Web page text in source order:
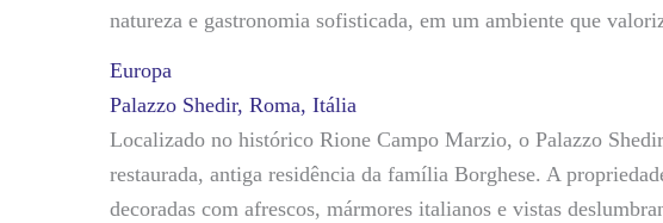
natureza e gastronomia sofisticada, em um ambiente que
Europa
Palazzo Shedir, Roma, Itália
Localizado no histórico Rione Campo Marzio, o Palazzo
restaurada, antiga residência da família Borghese. A
decoradas com afrescos, mármores italianos e vistas